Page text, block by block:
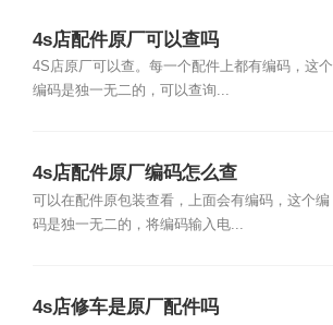
4s店配件原厂可以查吗
4S店原厂可以查。每一个配件上都有编码，这个
编码是独一无二的，可以查询...
4s店配件原厂编码怎么查
可以在配件原包装查看，上面会有编码，这个编
码是独一无二的，将编码输入电...
4s店修车是原厂配件吗